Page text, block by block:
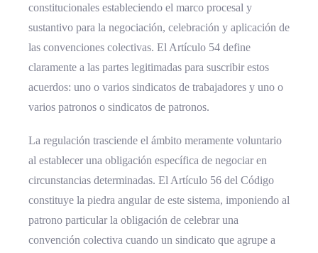
constitucionales estableciendo el marco procesal y
sustantivo para la negociación, celebración y aplicación de
las convenciones colectivas. El Artículo 54 define
claramente a las partes legitimadas para suscribir estos
acuerdos: uno o varios sindicatos de trabajadores y uno o
varios patronos o sindicatos de patronos.
La regulación trasciende el ámbito meramente voluntario
al establecer una obligación específica de negociar en
circunstancias determinadas. El Artículo 56 del Código
constituye la piedra angular de este sistema, imponiendo al
patrono particular la obligación de celebrar una
convención colectiva cuando un sindicato que agrupe a